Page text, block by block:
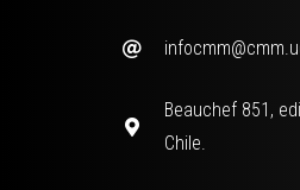
Beauchef 851,
Chile.